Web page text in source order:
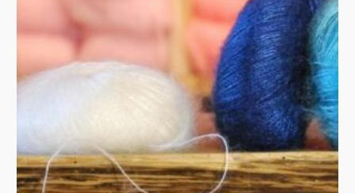
h
i
o
i
e